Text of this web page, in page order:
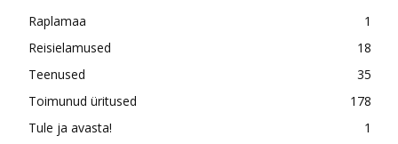
Raplamaa
1
Reisielamused
18
Teenused
35
Toimunud üritused
178
Tule ja avasta!
1